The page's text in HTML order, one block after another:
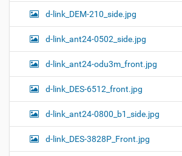
d-link_DEM-210_side.jpg
d-link_ant24-0502_side.jpg
d-link_ant24-odu3m_front.jpg
d-link_DES-6512_front.jpg
d-link_ant24-0800_b1_side.jpg
d-link_DES-3828P_Front.jpg